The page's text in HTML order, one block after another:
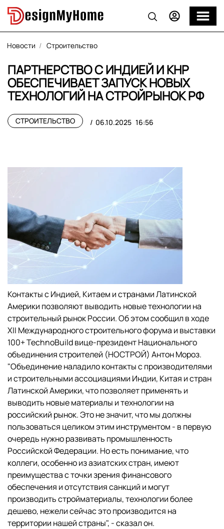
Новости Строительство
ПАРТНЕРСТВО С ИНДИЕЙ И КНР
ОБЕСПЕЧИВАЕТ ЗАПУСК НОВЫХ
ТЕХНОЛОГИЙ НА СТРОЙРЫНОК РФ
СТРОИТЕЛЬСТВО 06.10.2025 16:56
Контакты с Индией, Китаем и странами Латинской
Америки позволяют выводить новые технологии на
строительный рынок России. Об этом сообщил в ходе
XII Международного строительного форума и выставки
100+ TechnoBuild вице-президент Национального
объединения строителей (НОСТРОЙ) Антон Мороз.
"Объединение наладило контакты с производителями
и строительными ассоциациями Индии, Китая и стран
Латинской Америки, что позволяет применять и
выводить новые материалы и технологии на
российский рынок. Это не значит, что мы должны
пользоваться целиком этим инструментом - в первую
очередь нужно развивать промышленность
Российской Федерации. Но есть понимание, что
коллеги, особенно из азиатских стран, имеют
преимущества с точки зрения финансового
обеспечения и отсутствия санкций и могут
производить стройматериалы, технологии более
дешево, нежели сейчас это производится на
территории нашей страны", - сказал он.